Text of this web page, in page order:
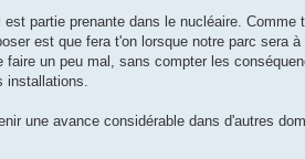
partie prenante dans le nucléaire. Comme
est que fera t'on lorsque notre parc sera
un peu mal, sans compter les
une avance considérable dans d'autres